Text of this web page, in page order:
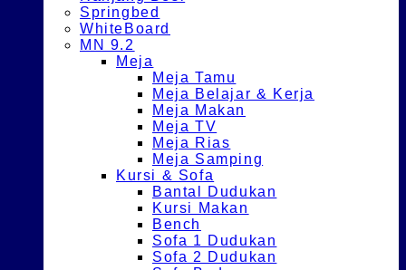
Springbed
WhiteBoard
MN 9.2
Meja
Meja Tamu
Meja Belajar & Kerja
Meja Makan
Meja TV
Meja Rias
Meja Samping
Kursi & Sofa
Bantal Dudukan
Kursi Makan
Bench
Sofa 1 Dudukan
Sofa 2 Dudukan